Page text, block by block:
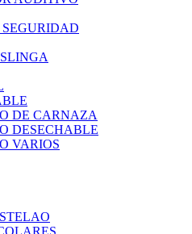
DE CARNAZA
DESECHABLE
VARIOS